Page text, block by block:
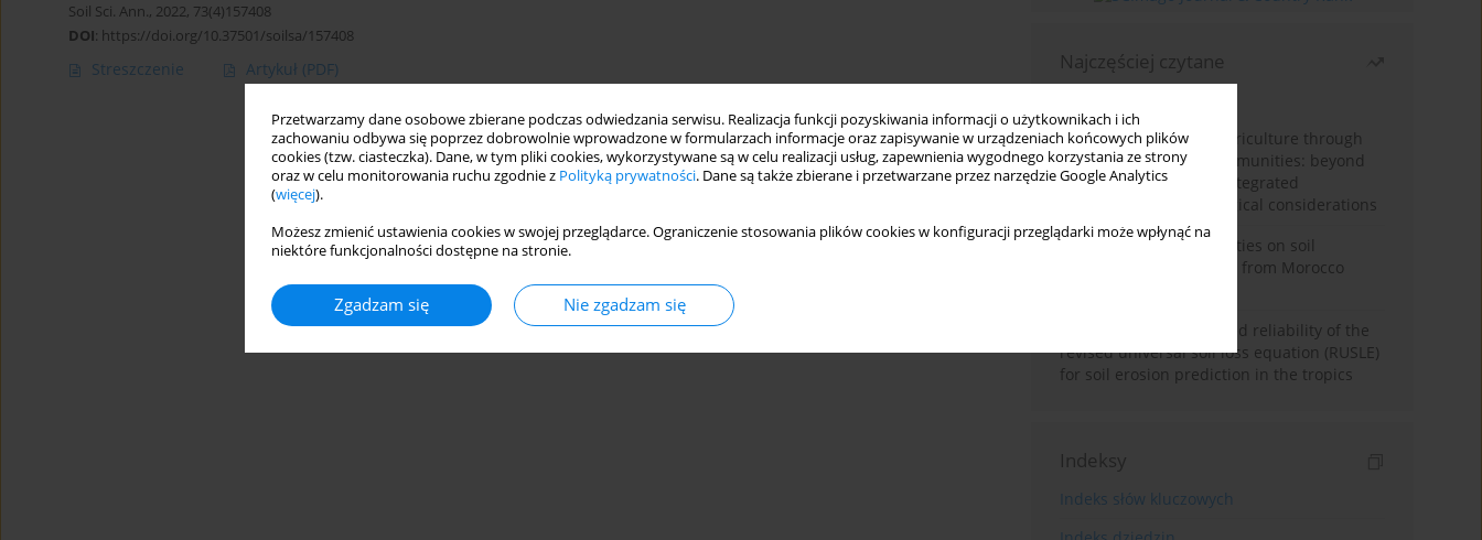
Przetwarzamy dane osobowe zbierane podczas odwiedzania serwisu. Realizacja funkcji pozyskiwania informacji o użytkownikach i ich
zachowaniu odbywa się poprzez dobrowolnie wprowadzone w formularzach informacje oraz zapisywanie w urządzeniach końcowych plików
cookies (tzw. ciasteczka). Dane, w tym pliki cookies, wykorzystywane są w celu realizacji usług, zapewnienia wygodnego korzystania ze strony
oraz w celu monitorowania ruchu zgodnie z Polityką prywatności. Dane są także zbierane i przetwarzane przez narzędzie Google Analytics
(więcej).
Możesz zmienić ustawienia cookies w swojej przeglądarce. Ograniczenie stosowania plików cookies w konfiguracji przeglądarki może wpłynąć na
niektóre funkcjonalności dostępne na stronie.
Zgadzam się Nie zgadzam się
Soil Sci. Ann., 2022, 73(4)157408
DOI: https://doi.org/10.37501/soilsa/157408
Streszczenie Artykuł (PDF) Najczęściej czytane
Towards sustainable agriculture through
synthetic microbial communities: beyond
multifunctional roles, integrated
applications, and ecological considerations
Impacts of mining activities on soil
properties: case studies from Morocco
Revisiting the questioned reliability of the
revised universal soil loss equation (RUSLE)
for soil erosion prediction in the tropics
Indeksy
Indeks słów kluczowych